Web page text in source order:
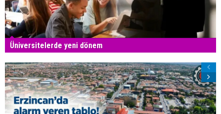
Üniversitelerde yeni dönem